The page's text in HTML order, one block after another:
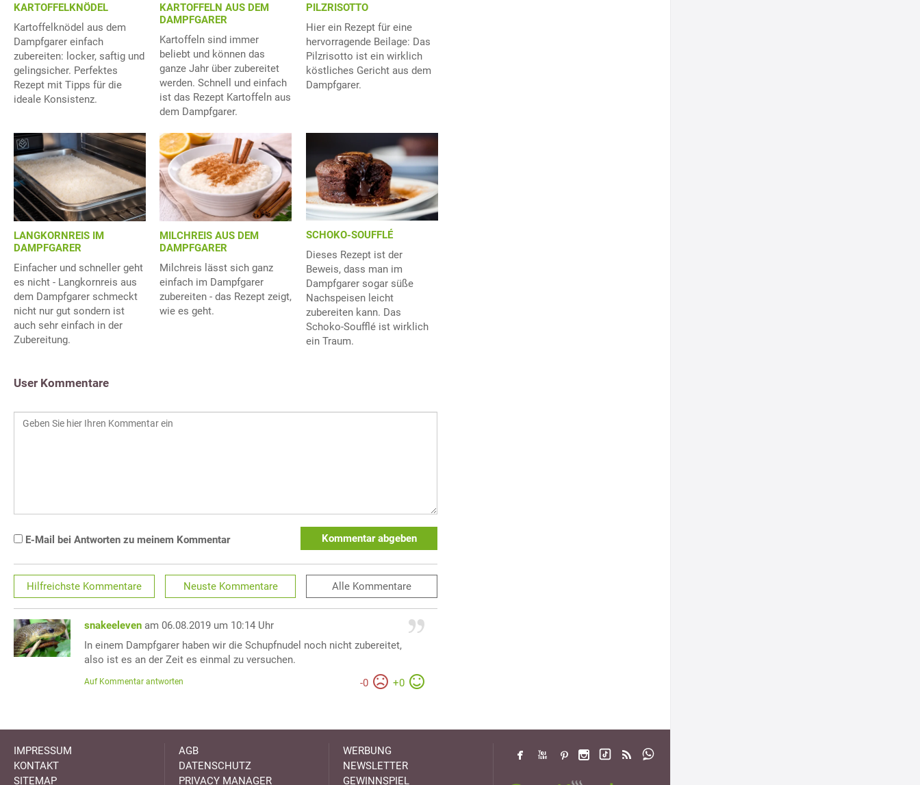
KARTOFFELKNÖDEL
Kartoffelknödel aus dem
Dampfgarer einfach
zubereiten: locker, saftig und
gelingsicher. Perfektes
Rezept mit Tipps für die
ideale Konsistenz.
KARTOFFELN AUS DEM
DAMPFGARER
Kartoffeln sind immer
beliebt und können das
ganze Jahr über zubereitet
werden. Schnell und einfach
ist das Rezept Kartoffeln aus
dem Dampfgarer.
PILZRISOTTO
Hier ein Rezept für eine
hervorragende Beilage: Das
Pilzrisotto ist ein wirklich
köstliches Gericht aus dem
Dampfgarer.
LANGKORNREIS IM
DAMPFGARER
Einfacher und schneller geht
es nicht - Langkornreis aus
dem Dampfgarer schmeckt
nicht nur gut sondern ist
auch sehr einfach in der
Zubereitung.
MILCHREIS AUS DEM
DAMPFGARER
Milchreis lässt sich ganz
einfach im Dampfgarer
zubereiten - das Rezept zeigt,
wie es geht.
SCHOKO-SOUFFLÉ
Dieses Rezept ist der
Beweis, dass man im
Dampfgarer sogar süße
Nachspeisen leicht
zubereiten kann. Das
Schoko-Soufflé ist wirklich
ein Traum.
User Kommentare
E-Mail bei Antworten zu meinem Kommentar Kommentar abgeben
Hilfreichste Kommentare Neuste Kommentare Alle Kommentare
snakeeleven am 06.08.2019 um 10:14 Uhr
In einem Dampfgarer haben wir die Schupfnudel noch nicht zubereitet,
also ist es an der Zeit es einmal zu versuchen.
-0 +0
Auf Kommentar antworten
IMPRESSUM
KONTAKT
SITEMAP
AGB
DATENSCHUTZ
PRIVACY MANAGER
WERBUNG
NEWSLETTER
GEWINNSPIEL